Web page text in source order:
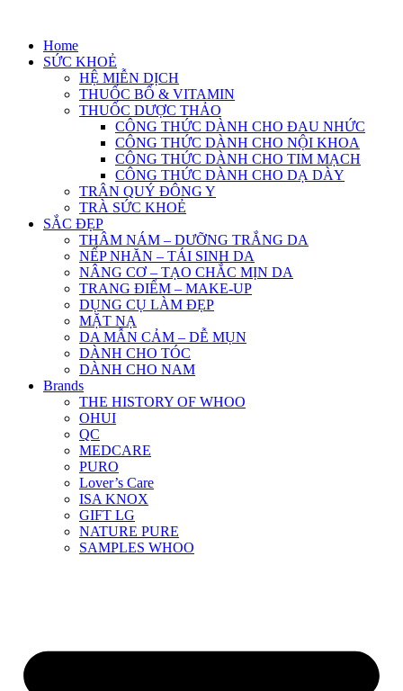
contentHome
SỨC KHOẺ
HỆ MIỄN DỊCH
THUỐC BỔ & VITAMIN
THUỐC DƯỢC THẢO
CÔNG THỨC DÀNH CHO ĐAU NHỨC
CÔNG THỨC DÀNH CHO NỘI KHOA
CÔNG THỨC DÀNH CHO TIM MẠCH
CÔNG THỨC DÀNH CHO DẠ DÀY
TRÂN QUÝ ĐÔNG Y
TRÀ SỨC KHOẺ
SẮC ĐẸP
THÂM NÁM – DƯỠNG TRẮNG DA
NẾP NHĂN – TÁI SINH DA
NÂNG CƠ – TẠO CHẮC MỊN DA
TRANG ĐIỂM – MAKE-UP
DỤNG CỤ LÀM ĐẸP
MẶT NẠ
DA MẪN CẢM – DỄ MỤN
DÀNH CHO TÓC
DÀNH CHO NAM
Brands
THE HISTORY OF WHOO
OHUI
QC
MEDCARE
PURO
Lover’s Care
ISA KNOX
GIFT LG
NATURE PURE
SAMPLES WHOO